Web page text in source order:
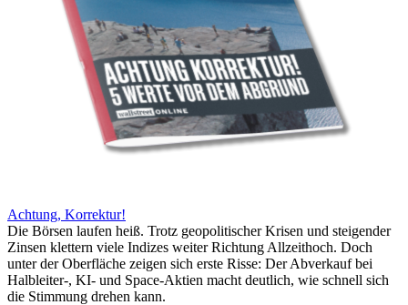
Achtung, Korrektur!
Die Börsen laufen heiß. Trotz geopolitischer Krisen und steigender
Zinsen klettern viele Indizes weiter Richtung Allzeithoch. Doch
unter der Oberfläche zeigen sich erste Risse: Der Abverkauf bei
Halbleiter-, KI- und Space-Aktien macht deutlich, wie schnell sich
die Stimmung drehen kann.